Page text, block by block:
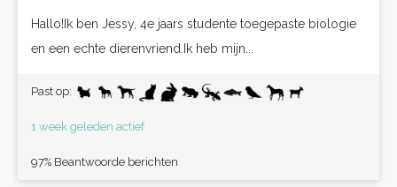
Hallo!Ik ben Jessy, 4e jaars studente toegepaste biologie
en een echte dierenvriend.Ik heb mijn...
Past op:
1 week geleden actief
97% Beantwoorde berichten